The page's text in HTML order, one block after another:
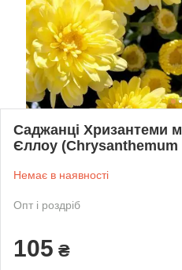
Саджанці Хризантеми
Єллоу
Немає в наявності
Опт і роздріб
105 ₴